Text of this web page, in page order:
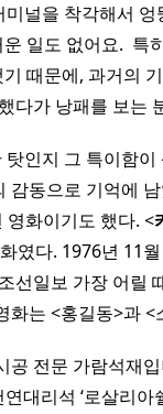
널을 착각해서
일도 없어요. ​ 특
때문에, 과거의
다가 낭패를 보는
인지 그 특이함이
감동으로 기억에
영화이기도 했다. <
였다. 1976년 11
선일보 가장 어릴
화는 <홍길동>과
공 전문 가람석재
대리석 ‘로살리아